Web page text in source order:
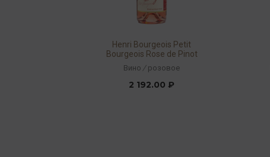
Henri Bourgeois Petit
Bourgeois Rose de Pinot
Noir 2022 13% 0,75л
Вино / розовое
2 192.00 ₽